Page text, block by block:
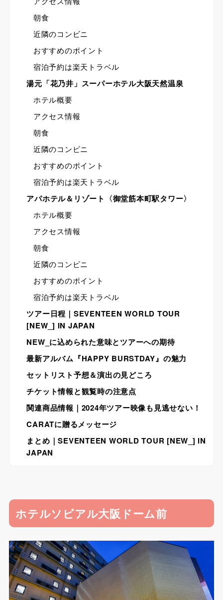
朝食
近隣のコンビニ
おすすめのポイント
宿泊予約は楽天トラベル
湯元「花乃井」スーパーホテル大阪天然温泉
ホテル概要
アクセス情報
朝食
近隣のコンビニ
おすすめのポイント
宿泊予約は楽天トラベル
アパホテル＆リゾート〈御堂筋本町駅タワー〉
ホテル概要
アクセス情報
朝食
近隣のコンビニ
おすすめのポイント
宿泊予約は楽天トラベル
ツアー日程｜SEVENTEEN WORLD TOUR
[NEW_] IN JAPAN
NEW_に込められた意味とツアーへの期待
最新アルバム『HAPPY BURSTDAY』の魅力
セットリスト予想＆演出の見どころ
チケット情報と観覧時の注意点
関連商品情報｜2024年ツアー映像も見逃せない！
CARATに贈るメッセージ
まとめ｜SEVENTEEN WORLD TOUR [NEW_] IN
JAPAN
ホテルソビアル大阪ドーム前